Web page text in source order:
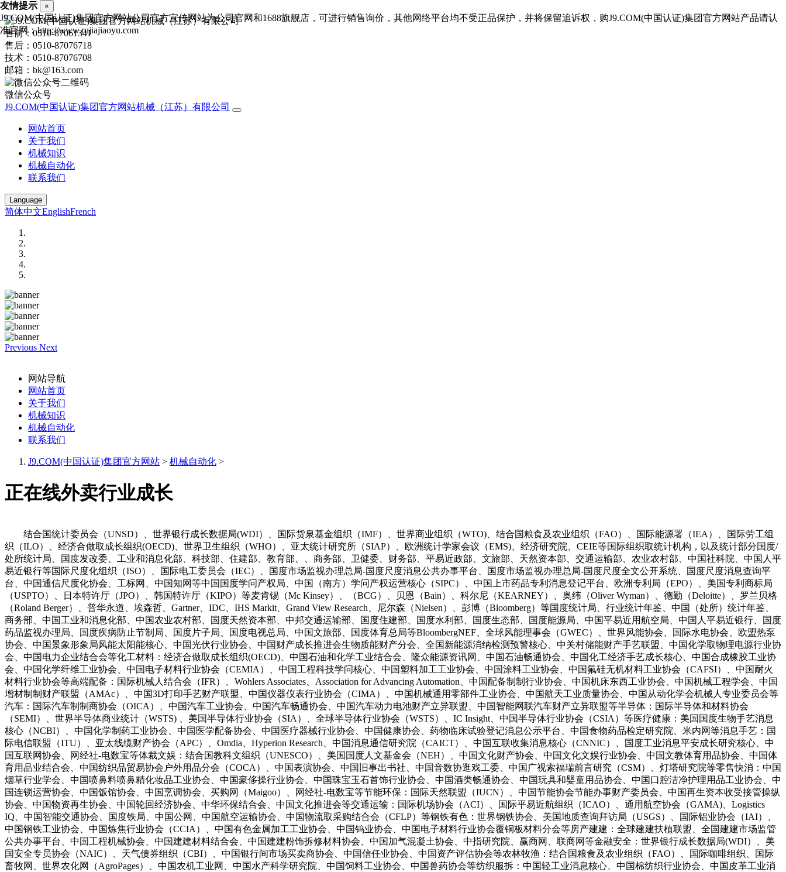
售前：0510-87061341
售后：0510-87076718
技术：0510-87076708
邮箱：bk@163.com
微信公众号
J9.COM(中国认证)集团官方网站机械（江苏）有限公司
网站首页
关于我们
机械知识
机械自动化
联系我们
Language
简体中文EnglishFrench
Previous Next
网站导航
网站首页
关于我们
机械知识
机械自动化
联系我们
J9.COM(中国认证)集团官方网站 > 机械自动化 >
正在线外卖行业成长
结合国统计委员会（UNSD）、世界银行成长数据局(WDI）、国际货泉基金组织（IMF）、世界商业组织（WTO)、结合国粮食及农业组织（FAO）、国际能源署（IEA）、国际劳工组
织（ILO）、经济合做取成长组织(OECD)、世界卫生组织（WHO）、亚太统计研究所（SIAP）、欧洲统计学家会议（EMS)、经济研究院、CEIE等国际组织取统计机构，以及统计部分国度/
处所统计局、国度发改委、工业和消息化部、科技部、住建部、教育部、、商务部、卫健委、财务部、平易近政部、文旅部、天然资本部、交通运输部、农业农村部、中国社科院、中国人平
易近银行等国际尺度化组织（ISO）、国际电工委员会（IEC）、国度市场监视办理总局-国度尺度消息公共办事平台、国度市场监视办理总局-国度尺度全文公开系统、国度尺度消息查询平
台、中国通信尺度化协会、工标网、中国知网等中国国度学问产权局、中国（南方）学问产权运营核心（SIPC）、中国上市药品专利消息登记平台、欧洲专利局（EPO）、美国专利商标局
（USPTO）、日本特许厅（JPO）、韩国特许厅（KIPO）等麦肯锡（Mc Kinsey）、（BCG）、贝恩（Bain）、科尔尼（KEARNEY）、奥纬（Oliver Wyman）、德勤（Deloitte）、罗兰贝格
（Roland Berger）、普华永道、埃森哲、Gartner、IDC、IHS Markit、Grand View Research、尼尔森（Nielsen）、彭博（Bloomberg）等国度统计局、行业统计年鉴、中国（处所）统计年鉴、
商务部、中国工业和消息化部、中国农业农村部、国度天然资本部、中邦交通运输部、国度住建部、国度水利部、国度生态部、国度能源局、中国平易近用航空局、中国人平易近银行、国度
药品监视办理局、国度疾病防止节制局、国度片子局、国度电视总局、中国文旅部、国度体育总局等BloombergNEF、全球风能理事会（GWEC）、世界风能协会、国际水电协会、欧盟热泵
协会、中国景象形象局风能太阳能核心、中国光伏行业协会、中国财产成长推进会生物质能财产分会、全国新能源消纳检测预警核心、中关村储能财产手艺联盟、中国化学取物理电源行业协
会、中国电力企业结合会等化工材料：经济合做取成长组织(OECD)、中国石油和化学工业结合会、隆众能源资讯网、中国石油畅通协会、中国化工经济手艺成长核心、中国合成橡胶工业协
会、中国化学纤维工业协会、中国电子材料行业协会（CEMIA）、中国工程科技学问核心、中国塑料加工工业协会、中国涂料工业协会、中国氟硅无机材料工业协会（CAFSI）、中国耐火
材料行业协会等高端配备：国际机械人结合会（IFR）、Wohlers Associates、Association for Advancing Automation、中国配备制制行业协会、中国机床东西工业协会、中国机械工程学会、中国
增材制制财产联盟（AMAc）、中国3D打印手艺财产联盟、中国仪器仪表行业协会（CIMA）、中国机械通用零部件工业协会、中国航天工业质量协会、中国从动化学会机械人专业委员会等
汽车：国际汽车制制商协会（OICA）、中国汽车工业协会、中国汽车畅通协会、中国汽车动力电池财产立异联盟、中国智能网联汽车财产立异联盟等半导体：国际半导体和材料协会
（SEMI）、世界半导体商业统计（WSTS) 、美国半导体行业协会（SIA）、全球半导体行业协会（WSTS）、IC Insight、中国半导体行业协会（CSIA）等医疗健康：美国国度生物手艺消息
核心（NCBI）、中国化学制药工业协会、中国医学配备协会、中国医疗器械行业协会、中国健康协会、药物临床试验登记消息公示平台、中国食物药品检定研究院、米内网等消息手艺：国
际电信联盟（ITU）、亚太线缆财产协会（APC）、Omdia、Hyperion Research、中国消息通信研究院（CAICT）、中国互联收集消息核心（CNNIC）、国度工业消息平安成长研究核心、中
国互联网协会、网经社-电数宝等体裁文娱：结合国教科文组织（UNESCO）、美国国度人文基金会（NEH）、中国文化财产协会、中国文化文娱行业协会、中国文教体育用品协会、中国体
育用品业结合会、中国纺织品贸易协会户外用品分会（COCA）、中国表演协会、中国旧事出书社、中国音数协逛戏工委、中国广视索福瑞前言研究（CSM）、灯塔研究院等零售快消：中国
烟草行业学会、中国喷鼻料喷鼻精化妆品工业协会、中国豪侈操行业协会、中国珠宝玉石首饰行业协会、中国酒类畅通协会、中国玩具和婴童用品协会、中国口腔洁净护理用品工业协会、中
国连锁运营协会、中国饭馆协会、中国烹调协会、买购网（Maigoo）、网经社-电数宝等节能环保：国际天然联盟（IUCN）、中国节能协会节能办事财产委员会、中国再生资本收受接管操纵
协会、中国物资再生协会、中国轮回经济协会、中华环保结合会、中国文化推进会等交通运输：国际机场协会（ACI）、国际平易近航组织（ICAO）、通用航空协会（GAMA)、Logistics
IQ、中国智能交通协会、国度铁局、中国公网、中国航空运输协会、中国物流取采购结合会（CFLP）等钢铁有色：世界钢铁协会、美国地质查询拜访局（USGS）、国际铝业协会（IAI）、
中国钢铁工业协会、中国炼焦行业协会（CCIA）、中国有色金属加工工业协会、中国钨业协会、中国电子材料行业协会覆铜板材料分会等房产建建：全球建建扶植联盟、全国建建市场监管
公共办事平台、中国工程机械协会、中国建建材料结合会、中国建建粉饰拆修材料协会、中国加气混凝土协会、中指研究院、赢商网、联商网等金融安全：世界银行成长数据局(WDI）、美
国安全专员协会（NAIC）、天气债券组织（CBI）、中国银行间市场买卖商协会、中国信任业协会、中国资产评估协会等农林牧渔：结合国粮食及农业组织（FAO）、国际咖啡组织、国际
畜牧网、世界农化网（AgroPages）、中国农机工业网、中国水产科学研究院、中国饲料工业协会、中国兽药协会等纺织服拆：中国轻工业消息核心、中国棉纺织行业协会、中国皮革工业消
友情提示 ×
J9.COM(中国认证)集团官方网站公司官方宣传网站为公司官网和1688旗舰店，可进行销售询价，其他网络平台均不受正品保护，并将保留追诉权，购J9.COM(中国认证)集团官方网站产品请认
准官网：http://www.rujiajiaoyu.com